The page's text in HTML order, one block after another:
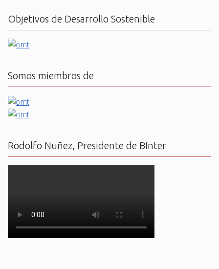
Objetivos de Desarrollo Sostenible
Somos miembros de
Rodolfo Nuñez, Presidente de BInter